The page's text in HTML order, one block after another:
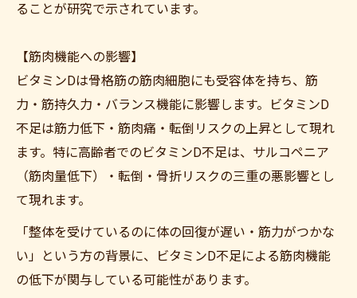
ることが研究で示されています。
【筋肉機能への影響】
ビタミンDは骨格筋の筋肉細胞にも受容体を持ち、筋
力・筋持久力・バランス機能に影響します。ビタミンD
不足は筋力低下・筋肉痛・転倒リスクの上昇として現れ
ます。特に高齢者でのビタミンD不足は、サルコペニア
（筋肉量低下）・転倒・骨折リスクの三重の悪影響とし
て現れます。
「整体を受けているのに体の回復が遅い・筋力がつかな
い」という方の背景に、ビタミンD不足による筋肉機能
の低下が関与している可能性があります。